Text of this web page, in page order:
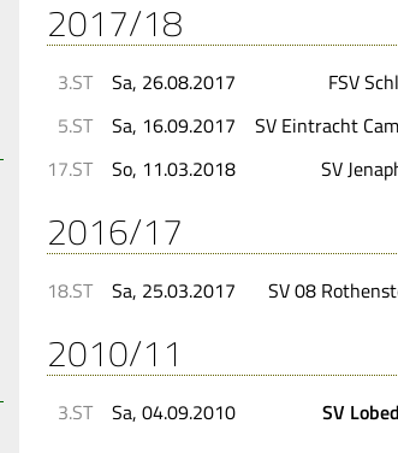
2017/18
3.ST Sa, 26.08.2017 FSV
5.ST Sa, 16.09.2017 SV Eintracht
17.ST So, 11.03.2018 SV
2016/17
18.ST Sa, 25.03.2017 SV 08
2010/11
3.ST Sa, 04.09.2010 SV